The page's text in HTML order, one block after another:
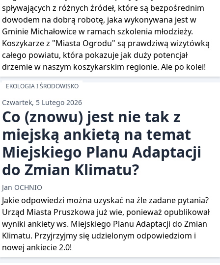
spływających z różnych źródeł, które są bezpośrednim
dowodem na dobrą robotę, jaka wykonywana jest w
Gminie Michałowice w ramach szkolenia młodzieży.
Koszykarze z "Miasta Ogrodu" są prawdziwą wizytówką
całego powiatu, która pokazuje jak duży potencjał
drzemie w naszym koszykarskim regionie. Ale po kolei!
EKOLOGIA I ŚRODOWISKO
Czwartek, 5 Lutego 2026
Co (znowu) jest nie tak z
miejską ankietą na temat
Miejskiego Planu Adaptacji
do Zmian Klimatu?
Jan OCHNIO
Jakie odpowiedzi można uzyskać na źle zadane pytania?
Urząd Miasta Pruszkowa już wie, ponieważ opublikował
wyniki ankiety ws. Miejskiego Planu Adaptacji do Zmian
Klimatu. Przyjrzyjmy się udzielonym odpowiedziom i
nowej ankiecie 2.0!